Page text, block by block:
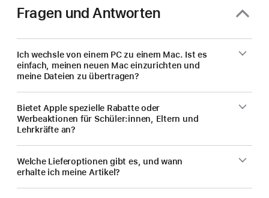
eines
neuen
Mac.
Fragen und Antworten
Ich wechsle von einem PC zu einem Mac. Ist es
einfach, meinen neuen Mac einzurichten und
meine Dateien zu übertragen?
Bietet Apple spezielle Rabatte oder
Werbeaktionen für Schüler:innen, Eltern und
Lehrkräfte an?
Welche Lieferoptionen gibt es, und wann
erhalte ich meine Artikel?